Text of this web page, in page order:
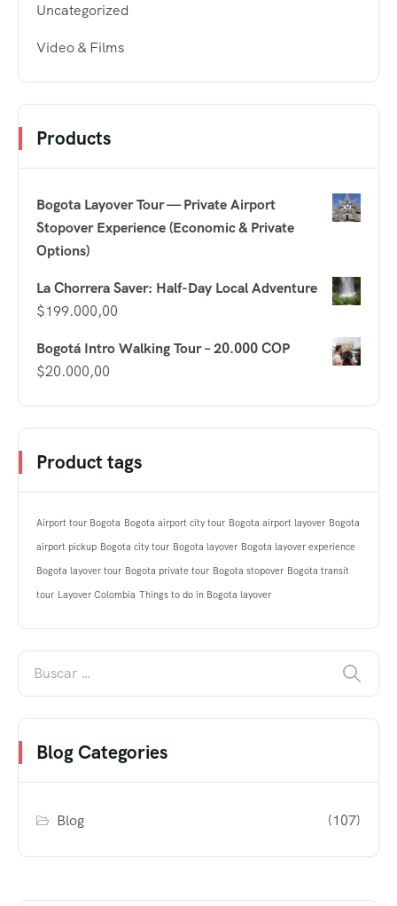
Uncategorized
Video & Films
Products
Bogota Layover Tour — Private Airport
Stopover Experience (Economic & Private
Options)
La Chorrera Saver: Half-Day Local Adventure
$199.000,00
Bogotá Intro Walking Tour – 20.000 COP
$20.000,00
Product tags
Airport tour Bogota Bogota airport city tour Bogota airport layover Bogota
airport pickup Bogota city tour Bogota layover Bogota layover experience
Bogota layover tour Bogota private tour Bogota stopover Bogota transit
tour Layover Colombia Things to do in Bogota layover
Blog Categories
Blog (107)